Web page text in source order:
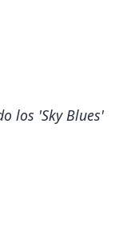
los 'Sky Blues'